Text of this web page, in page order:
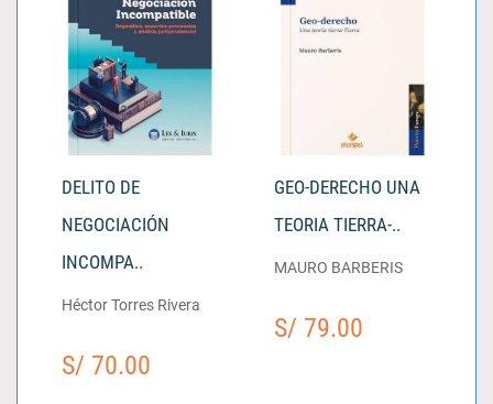
DELITO DE
NEGOCIACIÓN
INCOMPA..
Héctor Torres Rivera
S/ 70.00
GEO-DERECHO UNA
TEORIA TIERRA-..
MAURO BARBERIS
S/ 79.00